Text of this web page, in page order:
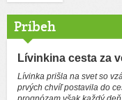
Príbeh
Lívinkina cesta za
Lívinka prišla na svet so
prvých chvíľ postavila do